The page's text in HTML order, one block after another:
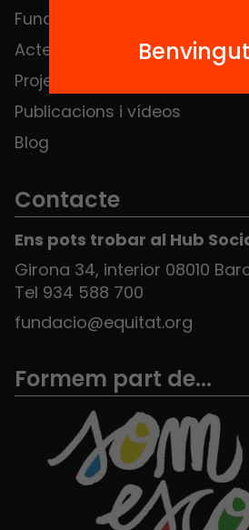
Fundació
Actes
Projectes
Publicacions i vídeos
Blog
Contacte
Ens pots trobar al Hub
Girona 34, interior 08010
Tel 934 588 700
fundacio@equitat.org
Formem part de...